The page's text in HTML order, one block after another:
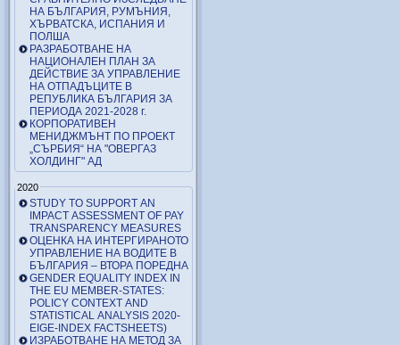
НА БЪЛГАРИЯ, РУМЪНИЯ,
ХЪРВАТСКА, ИСПАНИЯ И
ПОЛША
РАЗРАБОТВАНЕ НА
НАЦИОНАЛЕН ПЛАН ЗА
ДЕЙСТВИЕ ЗА УПРАВЛЕНИЕ
НА ОТПАДЪЦИТЕ В
РЕПУБЛИКА БЪЛГАРИЯ ЗА
ПЕРИОДА 2021-2028 г.
КОРПОРАТИВЕН
МЕНИДЖМЪНТ ПО ПРОЕКТ
„СЪРБИЯ“ НА "ОВЕРГАЗ
ХОЛДИНГ" АД
2020
STUDY TO SUPPORT AN
IMPACT ASSESSMENT OF PAY
TRANSPARENCY MEASURES
ОЦЕНКА НА ИНТЕРГИРАНОТО
УПРАВЛЕНИЕ НА ВОДИТЕ В
БЪЛГАРИЯ – ВТОРА ПОРЕДНА
GENDER EQUALITY INDEX IN
THE EU MEMBER-STATES:
POLICY CONTEXT AND
STATISTICAL ANALYSIS 2020-
EIGE-INDEX FACTSHEETS)
ИЗРАБОТВАНЕ НА МЕТОД ЗА